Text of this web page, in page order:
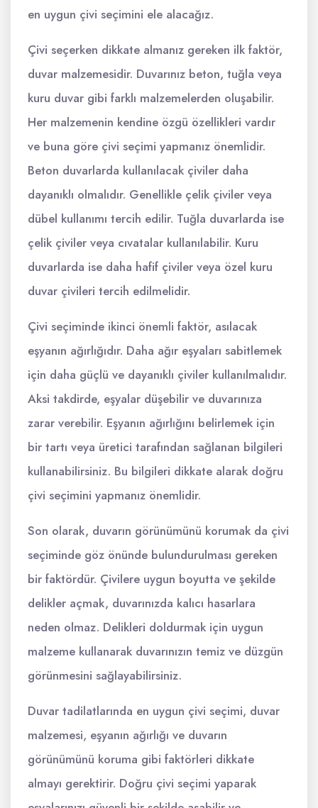
en uygun çivi seçimini ele alacağız.
Çivi seçerken dikkate almanız gereken ilk faktör,
duvar malzemesidir. Duvarınız beton, tuğla veya
kuru duvar gibi farklı malzemelerden oluşabilir.
Her malzemenin kendine özgü özellikleri vardır
ve buna göre çivi seçimi yapmanız önemlidir.
Beton duvarlarda kullanılacak çiviler daha
dayanıklı olmalıdır. Genellikle çelik çiviler veya
dübel kullanımı tercih edilir. Tuğla duvarlarda ise
çelik çiviler veya cıvatalar kullanılabilir. Kuru
duvarlarda ise daha hafif çiviler veya özel kuru
duvar çivileri tercih edilmelidir.
Çivi seçiminde ikinci önemli faktör, asılacak
eşyanın ağırlığıdır. Daha ağır eşyaları sabitlemek
için daha güçlü ve dayanıklı çiviler kullanılmalıdır.
Aksi takdirde, eşyalar düşebilir ve duvarınıza
zarar verebilir. Eşyanın ağırlığını belirlemek için
bir tartı veya üretici tarafından sağlanan bilgileri
kullanabilirsiniz. Bu bilgileri dikkate alarak doğru
çivi seçimini yapmanız önemlidir.
Son olarak, duvarın görünümünü korumak da çivi
seçiminde göz önünde bulundurulması gereken
bir faktördür. Çivilere uygun boyutta ve şekilde
delikler açmak, duvarınızda kalıcı hasarlara
neden olmaz. Delikleri doldurmak için uygun
malzeme kullanarak duvarınızın temiz ve düzgün
görünmesini sağlayabilirsiniz.
Duvar tadilatlarında en uygun çivi seçimi, duvar
malzemesi, eşyanın ağırlığı ve duvarın
görünümünü koruma gibi faktörleri dikkate
almayı gerektirir. Doğru çivi seçimi yaparak